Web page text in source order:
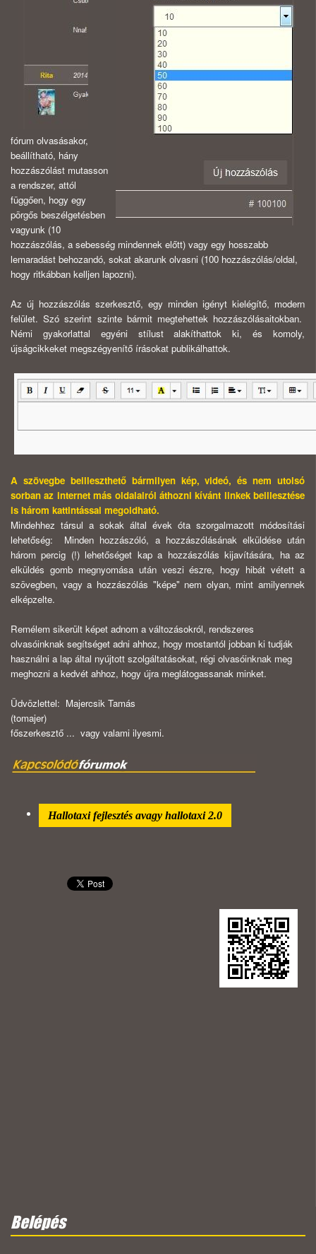
fórum olvasásakor,
beállítható, hány
hozzászólást mutasson
a rendszer, attól
függően, hogy egy
pörgős beszélgetésben
vagyunk (10
hozzászólás, a sebesség mindennek előtt) vagy egy hosszabb
lemaradást behozandó, sokat akarunk olvasni (100 hozzászólás/oldal,
hogy ritkábban kelljen lapozni).
Az új hozzászólás szerkesztő, egy minden igényt kielégítő, modern
felület. Szó szerint szinte bármit megtehettek hozzászólásaitokban.
Némi gyakorlattal egyéni stílust alakíthattok ki, és komoly,
újságcikkeket megszégyenítő írásokat publikálhattok.
A szövegbe beilleszthető bármilyen kép, videó, és nem utolsó
sorban az internet más oldalairól áthozni kívánt linkek beillesztése
is három kattintással megoldható.
Mindehhez társul a sokak által évek óta szorgalmazott módosítási
lehetőség: Minden hozzászóló, a hozzászólásának elküldése után
három percig (!) lehetőséget kap a hozzászólás kijavítására, ha az
elküldés gomb megnyomása után veszi észre, hogy hibát vétett a
szövegben, vagy a hozzászólás "képe" nem olyan, mint amilyennek
elképzelte.
Remélem sikerült képet adnom a változásokról, rendszeres
olvasóinknak segítséget adni ahhoz, hogy mostantól jobban ki tudják
használni a lap által nyújtott szolgáltatásokat, régi olvasóinknak meg
meghozni a kedvét ahhoz, hogy újra meglátogassanak minket.
Üdvözlettel: Majercsik Tamás
(tomajer)
főszerkesztő ... vagy valami ilyesmi.
Hallotaxi fejlesztés avagy hallotaxi 2.0
Belépés